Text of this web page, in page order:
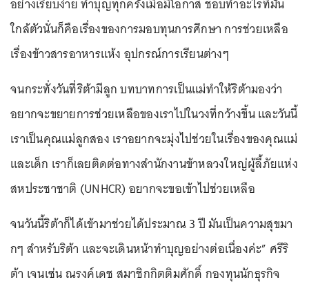
อย่างเรียบง่าย ทำบุญทุกครั้งเมื่อมีโอกาส ชอบทำอะไรที่มัน
ใกล้ตัวนั่นก็คือเรื่องของการมอบทุนการศึกษา การช่วยเหลือ
เรื่องข้าวสารอาหารแห้ง อุปกรณ์การเรียนต่างๆ
จนกระทั่งวันที่ริต้ามีลูก บทบาทการเป็นแม่ทำให้ริต้ามองว่า
อยากจะขยายการช่วยเหลือของเราไปในวงที่กว้างขึ้น และวันนี้
เราเป็นคุณแม่ลูกสอง เราอยากจะมุ่งไปช่วยในเรื่องของคุณแม่
และเด็ก เราก็เลยติดต่อทางสำนักงานข้าหลวงใหญ่ผู้ลี้ภัยแห่ง
สหประชาชาติ (UNHCR) อยากจะขอเข้าไปช่วยเหลือ
จนวันนี้ริต้าก็ได้เข้ามาช่วยได้ประมาณ 3 ปี มันเป็นความสุขมา
กๆ สำหรับริต้า และจะเดินหน้าทำบุญอย่างต่อเนื่องค่ะ” ศรีริ
ต้า เจนเซ่น ณรงค์เดช สมาชิกกิตติมศักดิ์ กองทุนนักธุรกิจ